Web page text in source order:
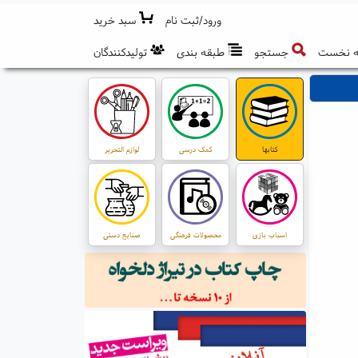
ورود/ثبت نام
سبد خرید
نخست
جستجو طبقه بندی تولیدکنندگان
کتابها کمک درسی لوازم التحریر
اسباب بازی محصولات فرهنگی صنایع دستی